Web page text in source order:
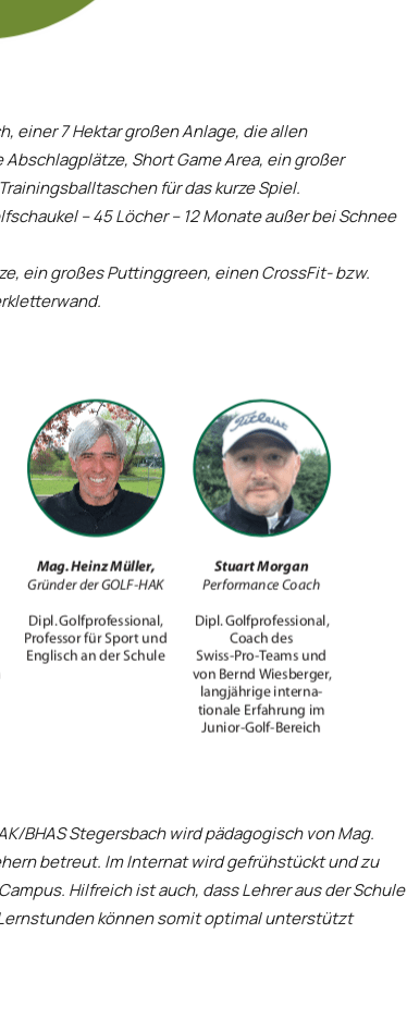
einer 7 Hektar großen Anlage, die allen
Short Game Area, ein großer
für das kurze Spiel.
– 45 Löcher – 12 Monate außer bei Schnee
ein großes Puttinggreen, einen CrossFit- bzw.
BHAS Stegersbach wird pädagogisch von Mag.
betreut. Im Internat wird gefrühstückt und zu
Hilfreich ist auch, dass Lehrer aus der Schule
können somit optimal unterstützt